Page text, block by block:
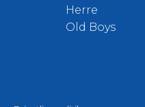
Herre
Old Boys